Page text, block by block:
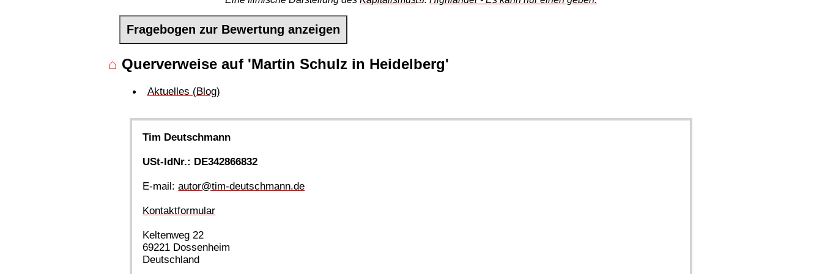
Fragebogen zur Bewertung anzeigen
⌂ Querverweise auf 'Martin Schulz in Heidelberg'
Aktuelles (Blog)
Tim Deutschmann
USt-IdNr.: DE342866832
E-mail:autor@tim-deutschmann.de
Kontaktformular
Keltenweg 22
69221 Dossenheim
Deutschland